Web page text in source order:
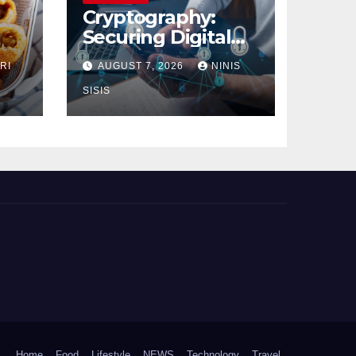
Cryptography:
Securing Digital
Communication
AUGUST 7, 2026 NINIS
SISIS